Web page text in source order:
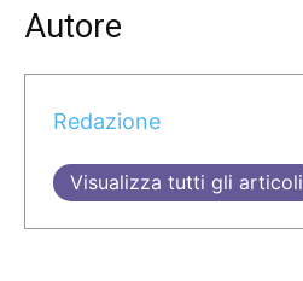
Autore
Redazione
Visualizza tutti gli articoli